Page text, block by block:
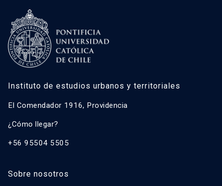
Instituto de estudios urbanos y territoriales
El Comendador 1916, Providencia
¿Cómo llegar?
+56 95504 5505
Sobre nosotros